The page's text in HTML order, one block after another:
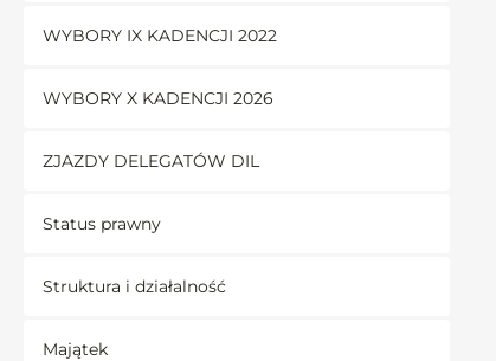
WYBORY IX KADENCJI 2022
WYBORY X KADENCJI 2026
ZJAZDY DELEGATÓW DIL
Status prawny
Struktura i działalność
Majątek